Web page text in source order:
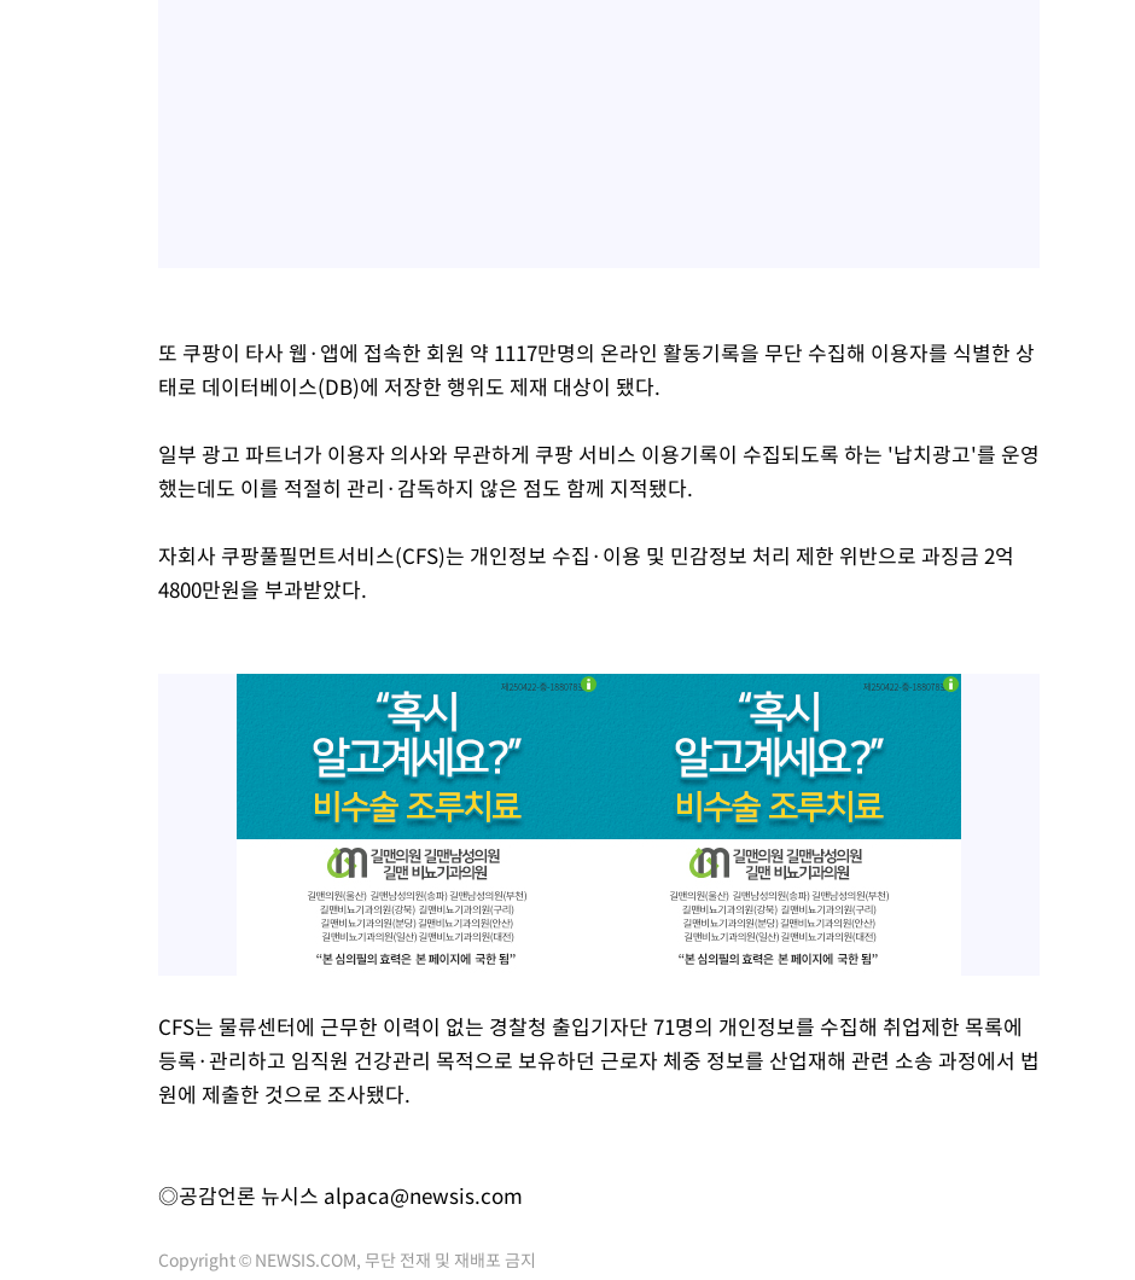
또 쿠팡이 타사 웹·앱에 접속한 회원 약 1117만명의 온라인 활동기록을 무단 수집해 이용자를 식별한 상
태로 데이터베이스(DB)에 저장한 행위도 제재 대상이 됐다.
일부 광고 파트너가 이용자 의사와 무관하게 쿠팡 서비스 이용기록이 수집되도록 하는 '납치광고'를 운영
했는데도 이를 적절히 관리·감독하지 않은 점도 함께 지적됐다.
자회사 쿠팡풀필먼트서비스(CFS)는 개인정보 수집·이용 및 민감정보 처리 제한 위반으로 과징금 2억
4800만원을 부과받았다.
CFS는 물류센터에 근무한 이력이 없는 경찰청 출입기자단 71명의 개인정보를 수집해 취업제한 목록에
등록·관리하고 임직원 건강관리 목적으로 보유하던 근로자 체중 정보를 산업재해 관련 소송 과정에서 법
원에 제출한 것으로 조사됐다.
◎공감언론 뉴시스 alpaca@newsis.com
Copyright © NEWSIS.COM, 무단 전재 및 재배포 금지